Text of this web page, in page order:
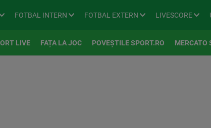
FOTBAL INTERN FOTBAL EXTERN LIVESCORE
LIVE FAȚA LA JOC POVEȘTILE SPORT.RO MERCATO